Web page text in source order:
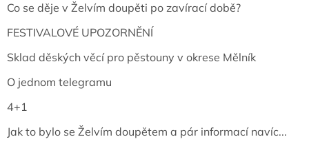
Co se děje v Želvím doupěti po zavírací době?
FESTIVALOVÉ UPOZORNĚNÍ
Sklad děských věcí pro pěstouny v okrese Mělník
O jednom telegramu
4+1
Jak to bylo se Želvím doupětem a pár informací navíc...